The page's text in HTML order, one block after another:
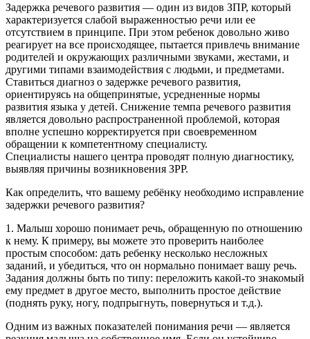
Задержка речевого развития — один из видов ЗПР, который
характеризуется слабой выраженностью речи или ее
отсутствием в принципе. При этом ребенок довольно живо
реагирует на все происходящее, пытается привлечь внимание
родителей и окружающих различными звуками, жестами, и
другими типами взаимодействия с людьми, и предметами.
Ставиться диагноз о задержке речевого развития,
ориентируясь на общепринятые, усредненные нормы
развития языка у детей. Снижение темпа речевого развития
является довольно распространенной проблемой, которая
вполне успешно корректируется при своевременном
обращении к компетентному специалисту.
Специалисты нашего центра проводят полную диагностику,
выявляя причины возникновения ЗРР.
Как определить, что вашему ребёнку необходимо исправление
задержки речевого развития?
1. Малыш хорошо понимает речь, обращенную по отношению
к нему. К примеру, вы можете это проверить наиболее
простым способом: дать ребенку несколько несложных
заданий, и убедиться, что он нормально понимает вашу речь.
Задания должны быть по типу: переложить какой-то знакомый
ему предмет в другое место, выполнить простое действие
(поднять руку, ногу, подпрыгнуть, повернуться и т.д.).
Одним из важных показателей понимания речи — является